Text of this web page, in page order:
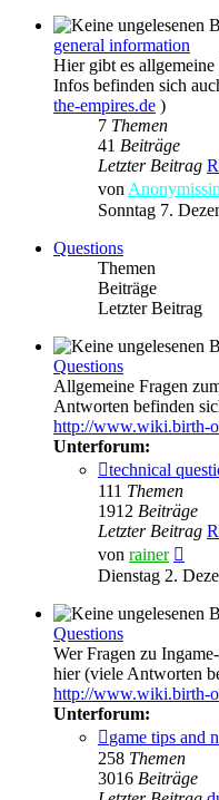
general information
Hier gibt es
Infos befinden sich
the-empires.de )
7 Themen
41 Beiträge
Letzter Beitrag
von
Sonntag 7.
Questions
Themen
Beiträge
Letzter Beitrag
Questions
Allgemeine Fragen
Antworten befinden
http://www.wiki.birth-
Unterforum:
technical
111 Themen
1912 Beiträge
Letzter Beitrag
von rainer
Dienstag 2.
Questions
Wer Fragen zu
hier (viele Antworten
http://www.wiki.birth-
Unterforum:
game tips and
258 Themen
3016 Beiträge